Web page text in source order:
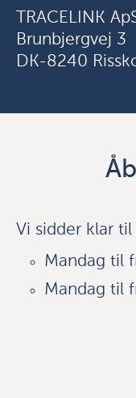
TRACELINK
Brunbjergvej 3
DK-8240
Vi sidder klar
Mandag til
Mandag til